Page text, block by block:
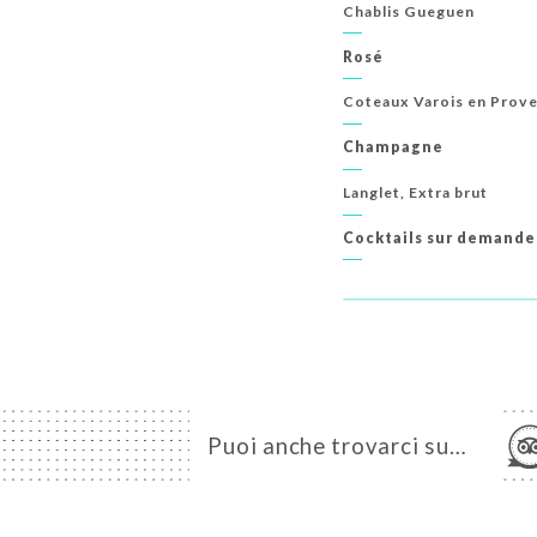
Chablis Gueguen
Rosé
Coteaux Varois en
Champagne
Langlet, Extra brut
Cocktails sur demande
Puoi anche trovarci su…